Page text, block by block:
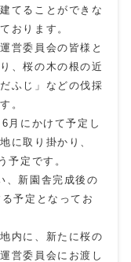
てることができな
おります。
営委員会の皆様と
、桜の木の根の近
ふじ」などの伐採
。
月にかけて予定し
に取り掛かり、
予定です。
、新園舎完成後の
予定となってお
内に、新たに桜の
営委員会にお渡し